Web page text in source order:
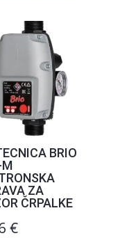
BRIO
ZA
ČRPALKE
€